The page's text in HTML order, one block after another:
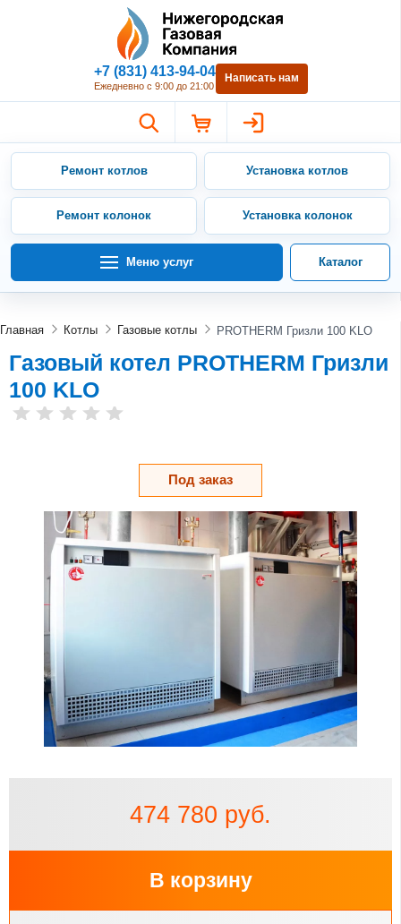
Нижегородская Газовая
+7 (831) 413-94-04
Ежедневно с 9:00 до 21:00
Написать нам
Ремонт котлов Установка котлов
Ремонт колонок Установка колонок
Меню услуг Каталог
Главная Котлы Газовые котлы PROTHERM Гризли 100 KLO
Газовый котел PROTHERM Гризли
100 KLO
Под заказ
474 780 руб.
В корзину